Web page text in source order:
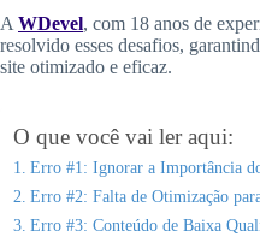
A WDevel, com 18 anos de
resolvido esses desafios,
site otimizado e eficaz.
O que você vai ler aqui:
Erro #1: Ignorar a Importância
Erro #2: Falta de Otimização
Erro #3: Conteúdo de Baixa